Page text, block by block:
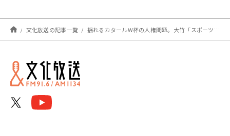
これからどうなるの？
文化放送の記事一覧 揺れるカタールW杯の人権問題。大竹「スポーツと、いろんなそういう問題が切り離せなくなってることも確か」